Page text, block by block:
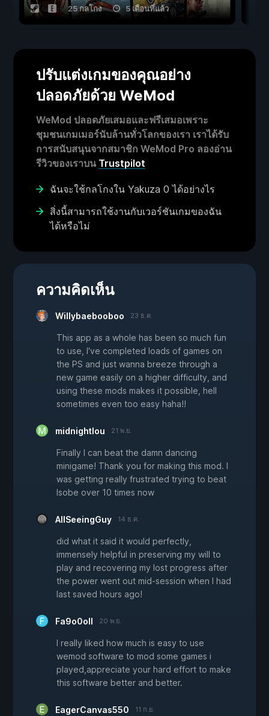
25 กลโกง 5 เดือนที่แล้ว
ปรับแต่งเกมของคุณอย่าง
ปลอดภัยด้วย WeMod
WeMod ปลอดภัยเสมอและฟรีเสมอเพราะ
ชุมชนเกมเมอร์นับล้านทั่วโลกของเรา เราได้รับ
การสนับสนุนจากสมาชิก WeMod Pro ลองอ่าน
รีวิวของเราบน Trustpilot
ฉันจะใช้กลโกงใน Yakuza 0 ได้อย่างไร
สิ่งนี้สามารถใช้งานกับเวอร์ชันเกมของฉัน
ได้หรือไม่
ความคิดเห็น
Willybaebooboo 23 ธ.ค.
This app as a whole has been so much fun
to use, I've completed loads of games on
the PS and just wanna breeze through a
new game easily on a higher difficulty, and
using these mods makes it possible, hell
sometimes even too easy haha!!
midnightlou 21 พ.ย.
Finally I can beat the damn dancing
minigame! Thank you for making this mod. I
was getting really frustrated trying to beat
Isobe over 10 times now
AllSeeingGuy 14 ธ.ค.
did what it said it would perfectly,
immensely helpful in preserving my will to
play and recovering my lost progress after
the power went out mid-session when I had
last saved hours ago!
Fa9o0oll 20 พ.ย.
I really liked how much is easy to use
wemod software to mod some games i
played,appreciate your hard effort to make
this software better and better.
EagerCanvas550 11 ก.ย.